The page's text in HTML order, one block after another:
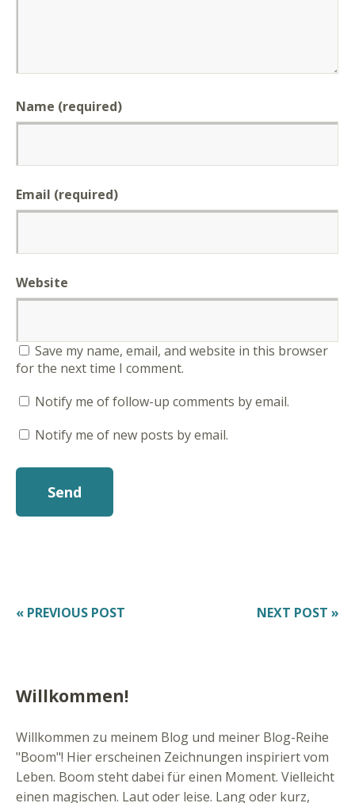
Name (required)
Email (required)
Website
Save my name, email, and website in this browser
for the next time I comment.
Notify me of follow-up comments by email.
Notify me of new posts by email.
NEXT POST »
« PREVIOUS POST
Willkommen!
Willkommen zu meinem Blog und meiner Blog-Reihe
"Boom"! Hier erscheinen Zeichnungen inspiriert vom
Leben. Boom steht dabei für einen Moment. Vielleicht
einen magischen. Laut oder leise. Lang oder kurz,